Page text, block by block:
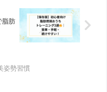
脂肪
姿勢習慣